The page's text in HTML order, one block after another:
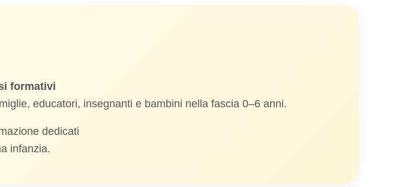
formativi
educatori, insegnanti e bambini nella fascia 0–6 anni.
dedicati
infanzia.